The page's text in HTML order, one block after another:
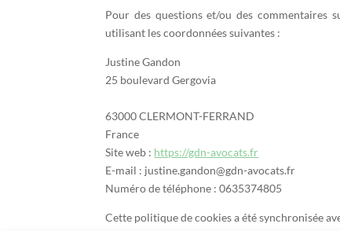
Pour des questions et/ou des commentaires
utilisant les coordonnées suivantes :
Justine Gandon
25 boulevard Gergovia
63000 CLERMONT-FERRAND
France
Site web : https://gdn-avocats.fr
E-mail : justine.gandon@gdn-avocats.fr
Numéro de téléphone : 0635374805
Cette politique de cookies a été synchronisée